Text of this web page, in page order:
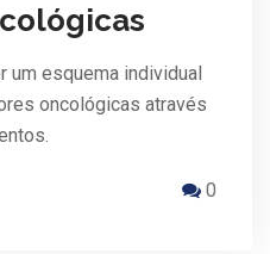
um esquema individual
oncológicas através
0